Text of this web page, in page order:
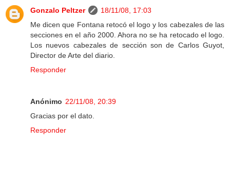
Gonzalo Peltzer
18/11/08, 17:03
Me dicen que Fontana retocó el logo y los cabezales de las
secciones en el año 2000. Ahora no se ha retocado el logo.
Los nuevos cabezales de sección son de Carlos Guyot,
Director de Arte del diario.
Responder
Anónimo 22/11/08, 20:39
Gracias por el dato.
Responder